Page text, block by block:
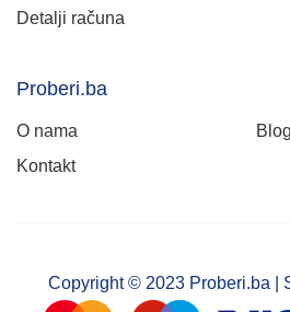
Detalji računa
Proberi.ba
O nama
Blog
Kontakt
Copyright © 2023 Proberi.ba |